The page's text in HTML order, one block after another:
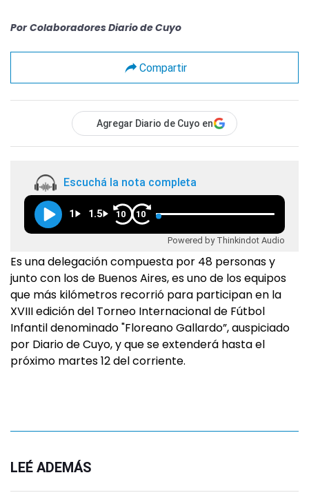
Por Colaboradores Diario de Cuyo
Compartir
Agregar Diario de Cuyo en
Escuchá la nota completa
1 1.5 10 10
Powered by Thinkindot Audio
Es una delegación compuesta por 48 personas y
junto con los de Buenos Aires, es uno de los equipos
que más kilómetros recorrió para participan en la
XVIII edición del Torneo Internacional de Fútbol
Infantil denominado "Floreano Gallardo”, auspiciado
por Diario de Cuyo, y que se extenderá hasta el
próximo martes 12 del corriente.
LEÉ ADEMÁS